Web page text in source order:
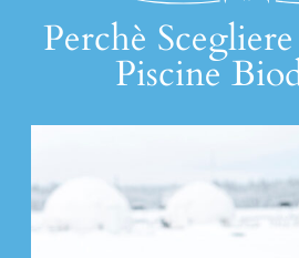
Perchè
Piscine